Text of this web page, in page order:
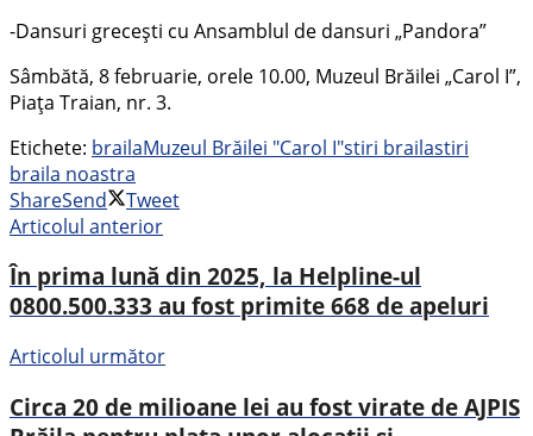
-Dansuri grecești cu Ansamblul de dansuri „Pandora”
Sâmbătă, 8 februarie, orele 10.00, Muzeul Brăilei „Carol I”,
Piața Traian, nr. 3.
Etichete: brailaMuzeul Brăilei "Carol I"stiri brailastiri
braila noastra
ShareSend
Tweet
Articolul anterior
În prima lună din 2025, la Helpline-ul
0800.500.333 au fost primite 668 de apeluri
Articolul următor
Circa 20 de milioane lei au fost virate de AJPIS